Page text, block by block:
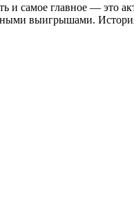
и самое главное — это
выигрышами.